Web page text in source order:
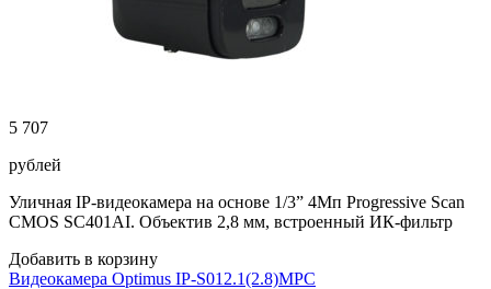
5 707
рублей
Уличная IP-видеокамера на основе 1/3” 4Мп Progressive Scan
CMOS SC401AI. Объектив 2,8 мм, встроенный ИК-фильтр
Добавить в корзину
Видеокамера Optimus IP-S012.1(2.8)MPC